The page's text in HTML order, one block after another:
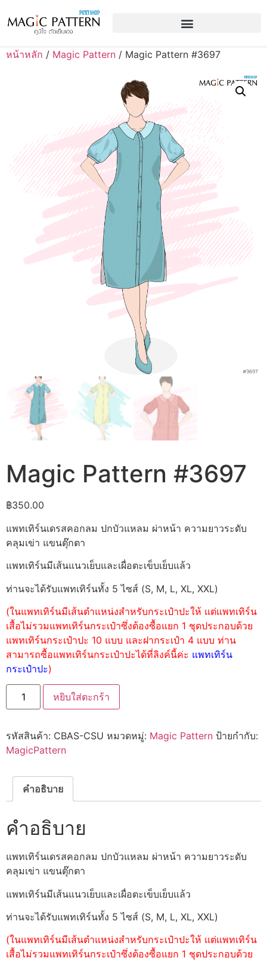
หน้าหลัก / Magic Pattern / Magic Pattern #3697
Magic Pattern #3697
฿350.00
แพทเทิร์นเดรสคอกลม ปกบัวแหลม ผ่าหน้า ความยาวระดับ
คลุมเข่า แขนตุ๊กตา
แพทเทิร์นมีเส้นแนวเย็บและเผื่อตะเข็บเย็บแล้ว
ท่านจะได้รับแพทเทิร์นทั้ง 5 ไซส์ (S, M, L, XL, XXL)
(ในแพทเทิร์นมีเส้นตำแหน่งสำหรับกระเป๋าปะให้ แต่แพทเทิร์น
เสื้อไม่รวมแพทเทิร์นกระเป๋าซึ่งต้องซื้อแยก 1 ชุดประกอบด้วย
แพทเทิร์นกระเป๋าปะ 10 แบบ และฝากระเป๋า 4 แบบ ท่าน
สามารถซื้อแพทเทิร์นกระเป๋าปะได้ที่ลิงค์นี้ค่ะ แพทเทิร์น
กระเป๋าปะ)
หยิบใส่ตะกร้า
รหัสสินค้า: CBAS-CSU หมวดหมู่: Magic Pattern ป้ายกำกับ:
MagicPattern
คำอธิบาย
คำอธิบาย
แพทเทิร์นเดรสคอกลม ปกบัวแหลม ผ่าหน้า ความยาวระดับ
คลุมเข่า แขนตุ๊กตา
แพทเทิร์นมีเส้นแนวเย็บและเผื่อตะเข็บเย็บแล้ว
ท่านจะได้รับแพทเทิร์นทั้ง 5 ไซส์ (S, M, L, XL, XXL)
(ในแพทเทิร์นมีเส้นตำแหน่งสำหรับกระเป๋าปะให้ แต่แพทเทิร์น
เสื้อไม่รวมแพทเทิร์นกระเป๋าซึ่งต้องซื้อแยก 1 ชุดประกอบด้วย